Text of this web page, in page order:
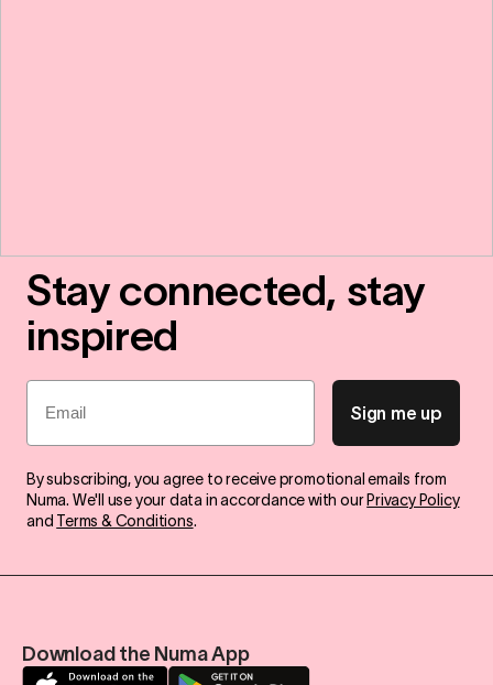
Stay connected, stay
inspired
Email
Sign me up
By subscribing, you agree to receive promotional emails from
Numa. We'll use your data in accordance with our Privacy Policy
and Terms & Conditions.
Download the Numa App